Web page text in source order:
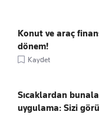
Konut ve araç
dönem!
Kaydet
Sıcaklardan
uygulama: Sizi